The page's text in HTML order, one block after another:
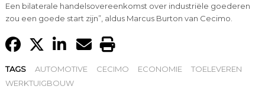
Een bilaterale handelsovereenkomst over industriële goederen
zou een goede start zijn”, aldus Marcus Burton van Cecimo.
TAGS AUTOMOTIVE CECIMO ECONOMIE
TOELEVEREN
WERKTUIGBOUW